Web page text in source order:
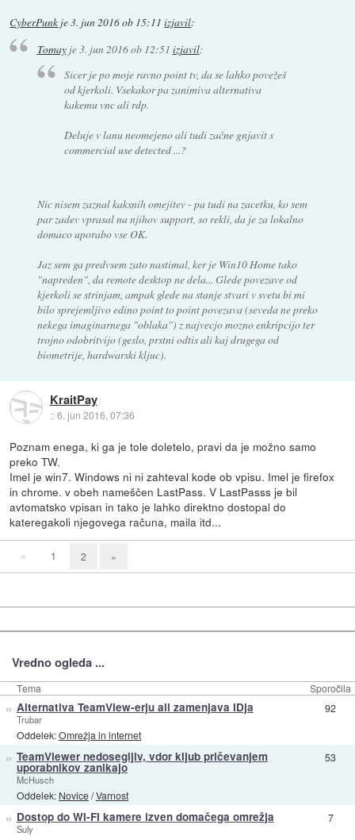
CyberPunk je3. jun 2016 ob 15:11 izjavil:
Tomayje3. jun 2016 ob 12:51 izjavil:
Sicer je po moje ravno point tv, da se lahko povežeš
od kjerkoli. Vsekakor pa zanimiva alternativa
kakemu vnc ali rdp.
Deluje v lanu neomejeno ali tudi začne gnjavit s
commercial use detected ...?
Nic nisem zaznal kaksnih omejitev - pa tudi na zacetku, ko sem
par zadev vprasal na njihov support, so rekli, da je za lokalno
domaco uporabo vse OK.
Jaz sem ga predvsem zato nastimal, ker je Win10 Home tako
"napreden", da remote desktop ne dela... Glede povezave od
kjerkoli se strinjam, ampak glede na stanje stvari v svetu bi mi
bilo sprejemljivo edino point to point povezava (seveda ne preko
nekega imaginarnega "oblaka") z najvecjo mozno enkripcijo ter
trojno odobritvijo (geslo, prstni odtis ali kaj drugega od
biometrije, hardwarski kljuc).
KraitPay
::6. jun 2016, 07:36
Poznam enega, ki ga je tole doletelo, pravi da je možno samo
preko TW.
Imel je win7. Windows ni ni zahteval kode ob vpisu. Imel je firefox
in chrome. v obeh nameščen LastPass. V LastPasss je bil
avtomatsko vpisan in tako je lahko direktno dostopal do
kateregakoli njegovega računa, maila itd...
« 1 2 »
Vredno ogleda ...
Tema Sporočila
» Alternativa TeamView-erju ali zamenjava IDja
Trubar
Oddelek:Omrežja in internet
92
» TeamViewer nedosegljiv, vdor kljub pričevanjem
uporabnikov zanikajo
McHusch
Oddelek: Novice/Varnost
53
» Dostop do WI-FI kamere izven domačega omrežja
Suly
7